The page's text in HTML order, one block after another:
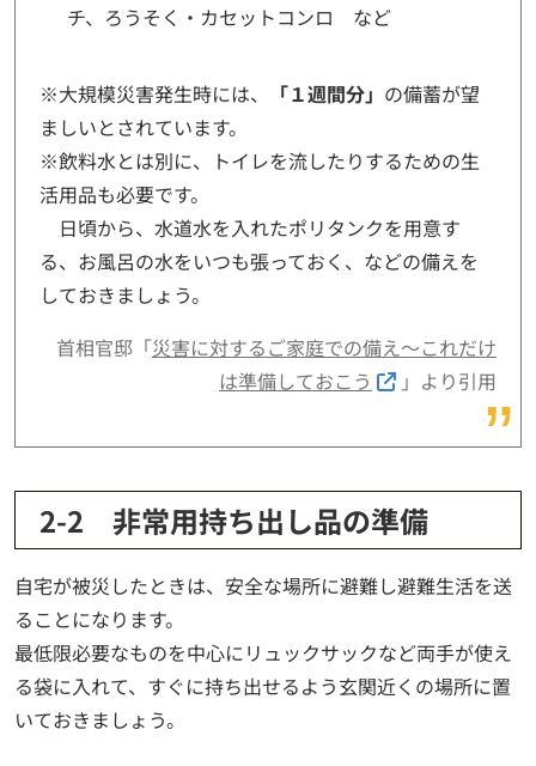
チ、ろうそく・カセットコンロ など
※大規模災害発生時には、 「１週間分」 の備蓄が望
ましいとされています。
※飲料水とは別に、トイレを流したりするための生
活用品も必要です。
日頃から、水道水を入れたポリタンクを用意す
る、お風呂の水をいつも張っておく、などの備えを
しておきましょう。
首相官邸「災害に対するご家庭での備え～これだけ
は準備しておこう
」より引用
2-2 非常用持ち出し品の準備
自宅が被災したときは、安全な場所に避難し避難生活を送
ることになります。
最低限必要なものを中心にリュックサックなど両手が使え
る袋に入れて、すぐに持ち出せるよう玄関近くの場所に置
いておきましょう。